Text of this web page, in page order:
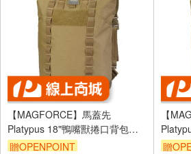
【MAGFORCE】馬蓋先
Platypus 18"鴨嘴獸捲口背包
【黑】 軍用背包 登山背包 露營
贈OPENPOINT
【
【狼棕
贈